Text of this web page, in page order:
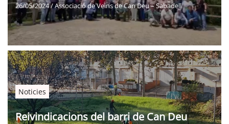
26/05/2024/Associació de Veïns de Can Deu – Sabadell
Noticies
Reivindicacions del barri de Can Deu